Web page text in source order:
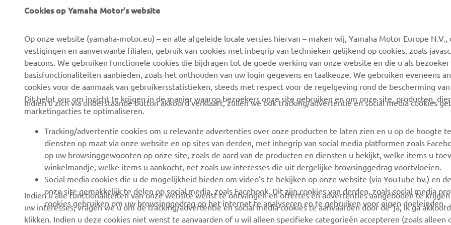
CORPORATE
Over ons
Nieuws
Evenementen
Werken bij Yamaha
Dealer worden
Mensenrechtenbeleid
Basisbeleid inzake
duurzaamheid
Klokkenluiderskanaal
BUSINESS
eBike-systemen
Autoriteiten
Golfterreinen
Eerstehulpverleners
Rijscholen
Robotics
Partnerschappen
Technische informatie
voor onafhankelijke
dealers
Yamalube Safety Data
Sheets
MyYamaha
Yamaha Music
Yamaha Racing
Yamaha Motor Global
Webshop Support
Onderdelen Catalogus
Onderhoudsafspraak
maken
Vind een Yamaha-dealer
Afvalbatterijen
Cookies op Yamaha Motor's website
Op onze website (yamaha-motor.eu) – en alle afgeleide locale versies hiervan – maken wij, Yamaha Motor Europe N.V.,
vestigingen en aanverwante filialen, gebruik van cookies met inbegrip van technieken gelijkend op cookies, zoals
beacons. We gebruiken functionele cookies die bijdragen tot de goede werking van onze website en die u als bezoeker
basisfunctionaliteiten aanbieden, zoals het onthouden van uw login gegevens en taalkeuze. We gebruiken eveneens
cookies voor de aanmaak van gebruikersstatistieken, steeds met respect voor de regelgeving rond de bescherming
Dit helpt ons om inzicht te krijgen in de manier waarop bezoekers onze site gebruiken en om onze site, producten,
marketingacties te optimaliseren.
Indien u zich via onderstaande button akkoord verklaart, zullen we ook tracking/advertentie en social media cookies
Tracking/advertentie cookies om u relevante advertenties over onze producten te laten zien en u op de hoogte
diensten op maat via onze website en op sites van derden, met inbegrip van social media platformen zoals
op uw browsinggewoonten op onze site, zoals de aard van de producten en diensten u bekijkt, welke items u
winkelmandje, welke items u aankocht, net zoals uw interesses die uit dergelijke browsinggedrag voortvloeien.
Social media cookies die u de mogelijkheid bieden om video’s te bekijken op onze website (via YouTube bv.) en
onze site gemakkelijk te delen op social media, zoals Facebook. Dit zijn cookies van derden, zoals social media
cookies gebruiken om uw browsinggedrag op het internet te analyseren en te gebruiken voor eigen doeleinden.
Indien u alle functionaliteiten van onze website wenst te ontvangen en offertes en advertenties aangeboden te
uw interesses, vragen we u om de tracking/advertentie en social media cookies te aanvaarden door de ‘ja, ik ga
klikken. Indien u deze cookies niet wenst te aanvaarden of u wil alleen specifieke categorieën accepteren (zoals alleen